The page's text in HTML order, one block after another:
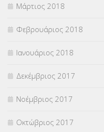
Μάρτιος 2018
Φεβρουάριος 2018
Ιανουάριος 2018
Δεκέμβριος 2017
Νοέμβριος 2017
Οκτώβριος 2017